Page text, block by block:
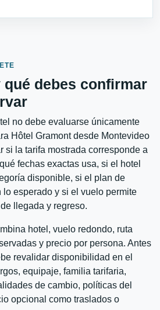
qué debes confirmar
no debe evaluarse únicamente
Hôtel Gramont desde Montevideo
si la tarifa mostrada corresponde a
fechas exactas usa, si el hotel
disponible, si el plan de
esperado y si el vuelo permite
llegada y regreso.
hotel, vuelo redondo, ruta
y precio por persona. Antes
revalidar disponibilidad en el
equipaje, familia tarifaria,
de cambio, políticas del
opcional como traslados o